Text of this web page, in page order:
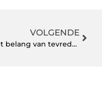
VOLGENDE
Het belang van tevreden werknemers